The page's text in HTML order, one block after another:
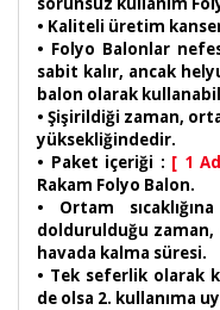
• Kaliteli üretim
• Folyo Balonlar
sabit kalır, ancak
balon olarak
• Şişirildiği zaman,
yüksekliğindedir.
• Paket içeriği : [ 1
Rakam Folyo Balon.
• Ortam
doldurulduğu zaman,
havada kalma süresi.
• Tek seferlik olarak
de olsa 2. kullanıma